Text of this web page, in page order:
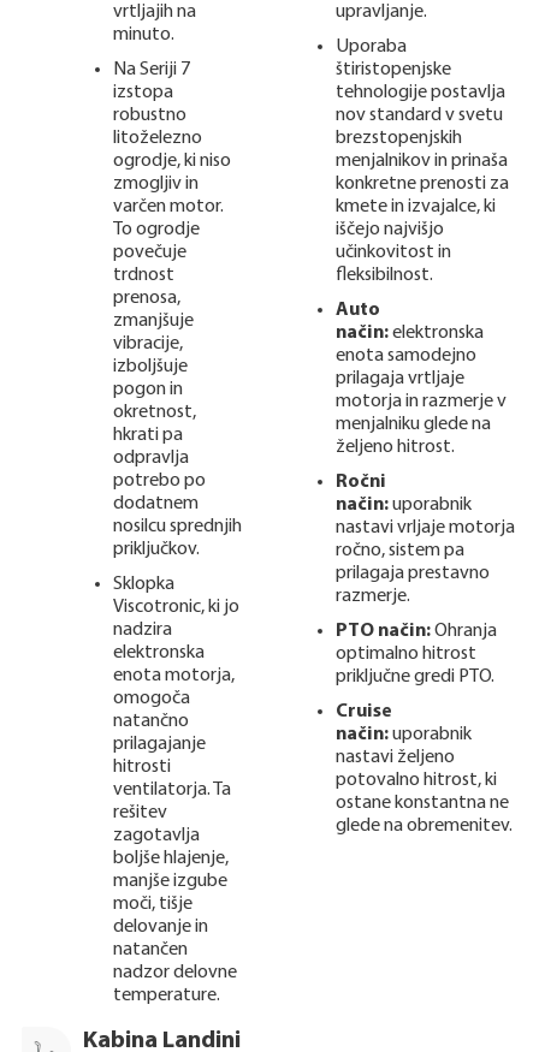
vrtljajih na
minuto.
Na Seriji 7
izstopa
robustno
litoželezno
ogrodje, ki niso
zmogljiv in
varčen motor.
To ogrodje
povečuje
trdnost
prenosa,
zmanjšuje
vibracije,
izboljšuje
pogon in
okretnost,
hkrati pa
odpravlja
potrebo po
dodatnem
nosilcu sprednjih
priključkov.
Sklopka
Viscotronic, ki jo
nadzira
elektronska
enota motorja,
omogoča
natančno
prilagajanje
hitrosti
ventilatorja. Ta
rešitev
zagotavlja
boljše hlajenje,
manjše izgube
moči, tišje
delovanje in
natančen
nadzor delovne
temperature.
upravljanje.
Uporaba
štiristopenjske
tehnologije postavlja
nov standard v svetu
brezstopenjskih
menjalnikov in prinaša
konkretne prenosti za
kmete in izvajalce, ki
iščejo najvišjo
učinkovitost in
fleksibilnost.
Auto
način:elektronska
enota samodejno
prilagaja vrtljaje
motorja in razmerje v
menjalniku glede na
željeno hitrost.
Ročni
način:uporabnik
nastavi vrljaje motorja
ročno, sistem pa
prilagaja prestavno
razmerje.
PTO način:Ohranja
optimalno hitrost
priključne gredi PTO.
Cruise
način:uporabnik
nastavi željeno
potovalno hitrost, ki
ostane konstantna ne
glede na obremenitev.
Kabina Landini